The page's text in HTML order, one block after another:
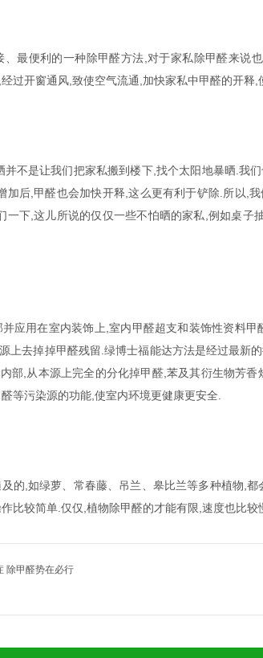
最便利的一种除甲醛方法,对于家私除甲醛来说
过开窗通风,致使空气流通,加快家私中甲醛的开释,
不是让我们把家私搬到楼下,找个太阳地暴晒.我
加后,甲醛也会加快开释,这么更有利于铲除.所以,
一下,这儿所说的仅仅一些不怕晒的家私,例如桌子
应用在室内装饰上,室内甲醛超支和装饰性资料甲
上去掉掉甲醛残留.绿博士福能达方法是经过最新
部,从本源上完全的分化掉甲醛,苯及其衍生物芳
等污染源的功能,使室内环境更健康更安全.
的,如绿萝、常春藤、吊兰、皋比兰等多种植物,都
比较简单.仅仅,植物除甲醛的才能有限,速度也比较
除甲醛势在必行